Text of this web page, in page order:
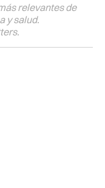
relevantes de
y salud.